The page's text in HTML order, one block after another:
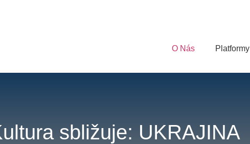
O Nás Platformy
sbližuje: UKRAJINA